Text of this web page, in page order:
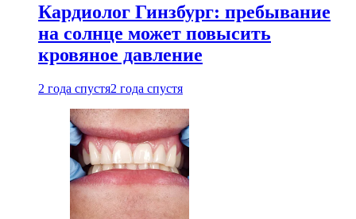
Кардиолог Гинзбург: пребывание
на солнце может повысить
кровяное давление
2 года спустя2 года спустя